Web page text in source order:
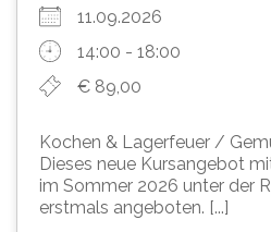
11.09.2026
14:00 - 18:00
€ 89,00
Kochen & Lagerfeuer /
Dieses neue Kursangebot
im Sommer 2026 unter der
erstmals angeboten. [...]